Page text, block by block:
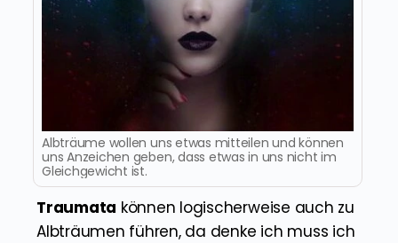
Albträume wollen uns etwas mitteilen und können
uns Anzeichen geben, dass etwas in uns nicht im
Gleichgewicht ist.
Traumata können logischerweise auch zu
Albträumen führen, da denke ich muss ich